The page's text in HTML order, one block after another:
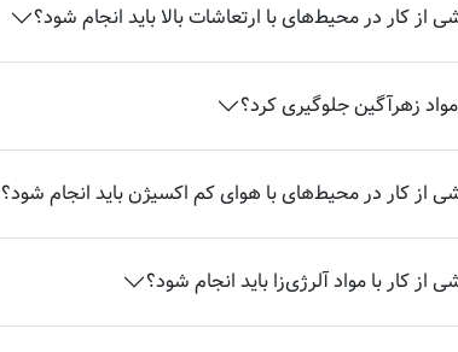
از کار در محیط‌های با ارتعاشات بالا باید انجام شود؟
زهرآگین جلوگیری کرد؟
از کار در محیط‌های با هوای کم اکسیژن باید انجام شود؟
کار با مواد آلرژی‌زا باید انجام شود؟